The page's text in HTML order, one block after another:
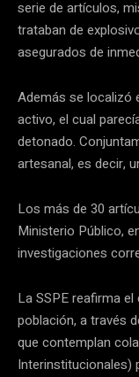
serie de artículos,
trataban de
asegurados de
Además se localizó
activo, el cual
detonado.
artesanal, es decir,
Los más de 30
Ministerio Público,
investigaciones
La SSPE reafirma
población, a través
que contemplan
Interinstitucionales)